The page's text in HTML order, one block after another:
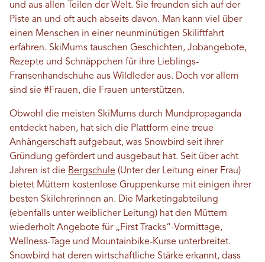
und aus allen Teilen der Welt. Sie freunden sich auf der
Piste an und oft auch abseits davon. Man kann viel über
einen Menschen in einer neunminütigen Skiliftfahrt
erfahren. SkiMums tauschen Geschichten, Jobangebote,
Rezepte und Schnäppchen für ihre Lieblings-
Fransenhandschuhe aus Wildleder aus. Doch vor allem
sind sie #Frauen, die Frauen unterstützen.
Obwohl die meisten SkiMums durch Mundpropaganda
entdeckt haben, hat sich die Plattform eine treue
Anhängerschaft aufgebaut, was Snowbird seit ihrer
Gründung gefördert und ausgebaut hat. Seit über acht
Jahren ist die Bergschule (Unter der Leitung einer Frau)
bietet Müttern kostenlose Gruppenkurse mit einigen ihrer
besten Skilehrerinnen an. Die Marketingabteilung
(ebenfalls unter weiblicher Leitung) hat den Müttern
wiederholt Angebote für „First Tracks“-Vormittage,
Wellness-Tage und Mountainbike-Kurse unterbreitet.
Snowbird hat deren wirtschaftliche Stärke erkannt, dass